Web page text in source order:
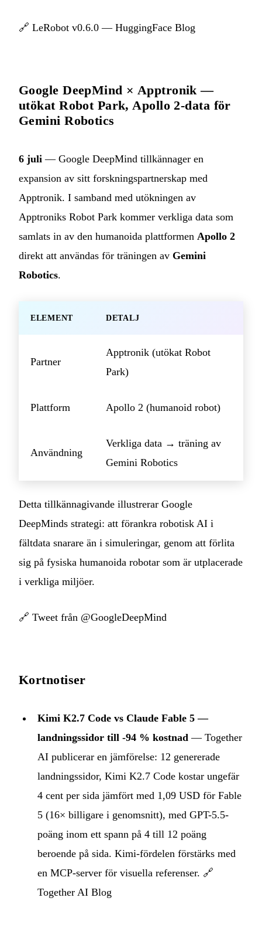
🔗 LeRobot v0.6.0 — HuggingFace Blog
Google DeepMind × Apptronik —
utökat Robot Park, Apollo 2-data för
Gemini Robotics
6 juli — Google DeepMind tillkännager en
expansion av sitt forskningspartnerskap med
Apptronik. I samband med utökningen av
Apptroniks Robot Park kommer verkliga data som
samlats in av den humanoida plattformen Apollo 2
direkt att användas för träningen av Gemini
Robotics.
ELEMENT DETALJ
Partner
Apptronik (utökat Robot
Park)
Plattform Apollo 2 (humanoid robot)
Användning
Verkliga data → träning av
Gemini Robotics
Detta tillkännagivande illustrerar Google
DeepMinds strategi: att förankra robotisk AI i
fältdata snarare än i simuleringar, genom att förlita
sig på fysiska humanoida robotar som är utplacerade
i verkliga miljöer.
🔗 Tweet från @GoogleDeepMind
Kortnotiser
Kimi K2.7 Code vs Claude Fable 5 —
landningssidor till -94 % kostnad — Together
AI publicerar en jämförelse: 12 genererade
landningssidor, Kimi K2.7 Code kostar ungefär
4 cent per sida jämfört med 1,09 USD för Fable
5 (16× billigare i genomsnitt), med GPT-5.5-
poäng inom ett spann på 4 till 12 poäng
beroende på sida. Kimi-fördelen förstärks med
en MCP-server för visuella referenser. 🔗
Together AI Blog